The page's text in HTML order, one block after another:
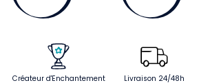
Créateur d'Enchantement
Livraison 24/48h